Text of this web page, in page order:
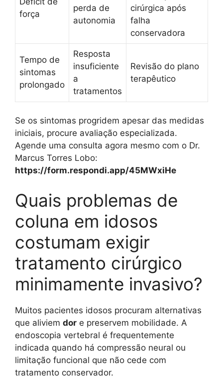
força
perda de
autonomia
cirúrgica após
falha
conservadora
Tempo de
sintomas
prolongado
Resposta
insuficiente
a
tratamentos
Revisão do plano
terapêutico
Se os sintomas progridem apesar das medidas
iniciais, procure avaliação especializada.
Agende uma consulta agora mesmo com o Dr.
Marcus Torres Lobo:
https://form.respondi.app/45MWxiHe
Quais problemas de
coluna em idosos
costumam exigir
tratamento cirúrgico
minimamente invasivo?
Muitos pacientes idosos procuram alternativas
que aliviem dor e preservem mobilidade. A
endoscopia vertebral é frequentemente
indicada quando há compressão neural ou
limitação funcional que não cede com
tratamento conservador.